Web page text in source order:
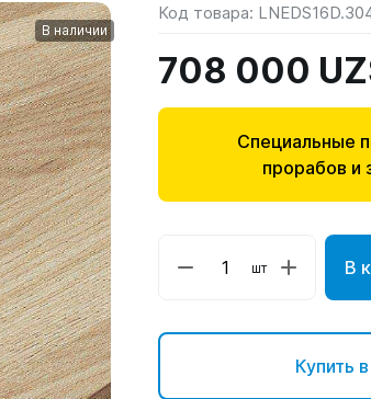
В наличии
Код товара:
708 000
Специальные
прорабов и
шт В
Купить